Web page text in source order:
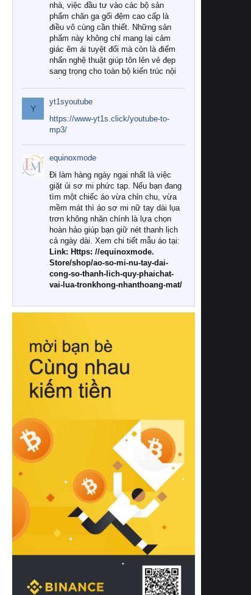
nhà, việc đầu tư vào các bộ sản
phẩm chăn ga gối đệm cao cấp là
điều vô cùng cần thiết. Những sản
phẩm này không chỉ mang lại cảm
giác êm ái tuyệt đối mà còn là điểm
nhấn nghệ thuật giúp tôn lên vẻ đẹp
sang trọng cho toàn bộ kiến trúc nội
Tuy nhiên, giữa thị trường đa dạng
với vô vàn thương hiệu và mẫu mã
như hiện nay, làm thế nào để chọn
được những bộ chăn ga gối đệm cao
cấp thực sự chất lượng, phù hợp với
khí hậu và nhu cầu sử dụng của gia
đình? Hãy cùng chúng tôi đi tìm lời
giải đáp chi tiết qua bài viết dưới đây.
1. Tại sao các gia đình hiện đại lại ưa
chuộng chăn ga gối đệm cao cấp?
Khác với các dòng sản phẩm thông
thường, những bộ chăn ga gối đệm
cao cấp trải qua quy trình sản xuất
nghiêm ngặt từ khâu chọn lọc nguyên
liệu tự nhiên đến công nghệ dệt
nhuộm hiện đại không chứa hóa chất
này, bạn sẽ cảm nhận rõ rệt sự khác
hồi chuẩn xác của phần đệm nâng đỡ
cột sống.
Bên cạnh đó, việc lựa chọn các dòng
sản phẩm đạt chuẩn chất lượng quốc
tế còn giúp ngăn ngừa tình trạng kích
khuẩn và nấm mốc trong điều kiện
thời tiết nóng ẩm. Bạn có thể tìm hiểu
thêm các nghiên cứu khoa học về tác
động của giấc ngủ và môi trường
phòng ngủ đối với sức khỏe con
người tại Sleep Foundation (External
Link) để có cái nhìn toàn diện hơn.
2. Các tiêu chí vàng khi lựa chọn
chăn ga gối đệm cao cấp cho phòng
ngủ
Để sở hữu một bộ chăn ga gối đệm
cao cấp hoàn hảo cả về thẩm mỹ lẫn
công năng, người tiêu dùng cần cân
nhắc kỹ lưỡng các tiêu chí quan trọng
Y
yt1syoutube
https://www-yt1s.click/youtube-to-
mp3/
equinoxmode
Đi làm hàng ngày ngại nhất là việc
giặt ủi sơ mi phức tạp. Nếu bạn đang
tìm một chiếc áo vừa chỉn chu, vừa
mềm mát thì áo sơ mi nữ tay dài lụa
trơn không nhăn chính là lựa chọn
hoàn hảo giúp bạn giữ nét thanh lịch
cả ngày dài. Xem chi tiết mẫu áo tại:
Link: Https: //equinoxmode.
Store/shop/ao-so-mi-nu-tay-dai-
cong-so-thanh-lich-quy-phaichat-
vai-lua-tronkhong-nhanthoang-mat/